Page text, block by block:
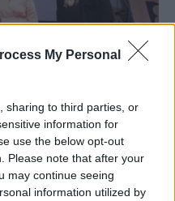
My Personal
sharing to third parties, or
information for
use the below opt-out
Please note that after your
may continue seeing
information utilized by
Μπαράζ αποχωρήσεων
Εκτός η Κατερίνα